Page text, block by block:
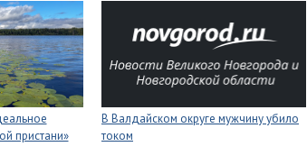
пристани»
В Валдайском округе мужчину убило
током